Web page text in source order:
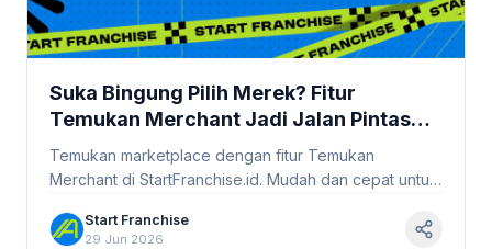
Suka Bingung Pilih Merek? Fitur
Temukan Merchant Jadi Jalan Pintas
Temukan Bisnis Idamanmu
#StartFranchise
Temukan marketplace dengan fitur Temukan
Merchant di StartFranchise.id. Mudah dan cepat untuk
Start Franchise
29 Jun 2026